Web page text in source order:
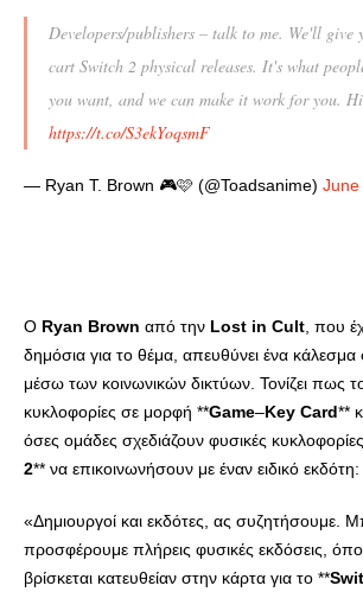
Developers/publishers – talk to me. We'll give
cart Switch 2 physical releases. It's what
you want, and we can make it work for you.
https://t.co/S3ekYoqsmF
— Ryan T. Brown 🎮🩷 (@Toadsanime)
Ο Ryan Brown από την Lost in Cult , που
δημόσια για το θέμα, απευθύνει ένα
μέσω των κοινωνικών δικτύων. Τονίζει πως
κυκλοφορίες σε μορφή **Game–Key Card**
όσες ομάδες σχεδιάζουν φυσικές
2** να επικοινωνήσουν με έναν ειδικό εκδότη:
«Δημιουργοί και εκδότες, ας συζητήσουμε.
προσφέρουμε πλήρεις φυσικές εκδόσεις,
βρίσκεται κατευθείαν στην κάρτα για το **